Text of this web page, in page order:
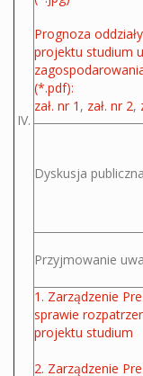
IV.
Prognoza
projektu studium
(*.pdf):
zał. nr 1 , zał. nr 2,
Dyskusja publiczna
Przyjmowanie
1. Zarządzenie
sprawie
projektu studium
2. Zarządzenie